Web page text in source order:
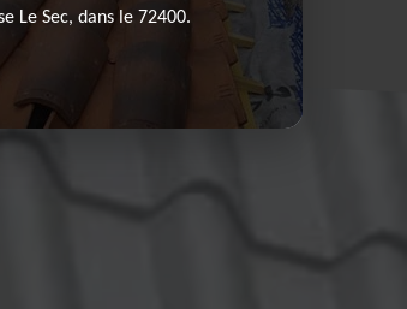
Le Sec, dans le 72400.